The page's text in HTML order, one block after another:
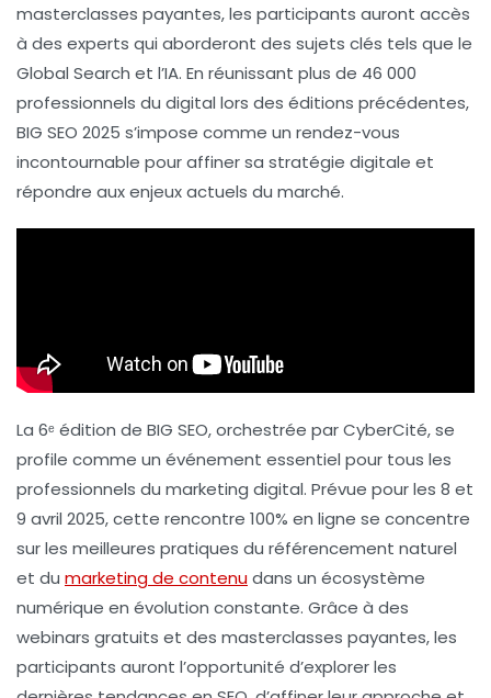
masterclasses payantes, les participants auront accès
à des experts qui aborderont des sujets clés tels que le
Global Search et l’IA. En réunissant plus de 46 000
professionnels du digital lors des éditions précédentes,
BIG SEO 2025 s’impose comme un rendez-vous
incontournable pour affiner sa stratégie digitale et
répondre aux enjeux actuels du marché.
La 6ᵉ édition de BIG SEO, orchestrée par CyberCité, se
profile comme un événement essentiel pour tous les
professionnels du marketing digital. Prévue pour les 8 et
9 avril 2025, cette rencontre 100% en ligne se concentre
sur les meilleures pratiques du référencement naturel
et du marketing de contenudans un écosystème
numérique en évolution constante. Grâce à des
webinars gratuits et des masterclasses payantes, les
participants auront l’opportunité d’explorer les